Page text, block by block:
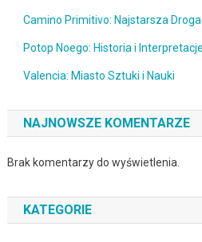
Camino Primitivo: Najstarsza
Potop Noego: Historia i
Valencia: Miasto Sztuki i Nauki
NAJNOWSZE KOMENTARZE
Brak komentarzy do wyświetlenia.
KATEGORIE